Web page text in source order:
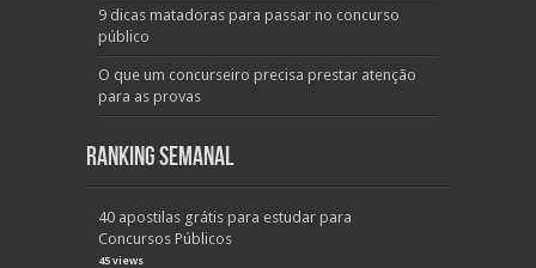
9 dicas matadoras para passar no concurso
público
O que um concurseiro precisa prestar atenção
para as provas
Ranking Semanal
40 apostilas grátis para estudar para
Concursos Públicos
45 views